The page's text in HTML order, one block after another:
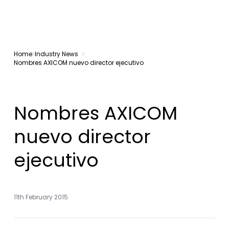
Home Industry News
Nombres AXICOM nuevo director ejecutivo
Nombres AXICOM
nuevo director
ejecutivo
11th February 2015